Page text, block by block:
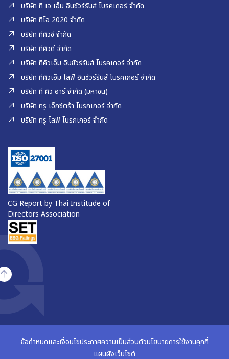
บริษัท ที เจ เอ็น อินชัวร์รันส์ โบรคเกอร์ จำกัด
บริษัท ทีโอ 2020 จำกัด
บริษัท ทีคิวซี จำกัด
บริษัท ทีคิวดี จำกัด
บริษัท ทีคิวเอ็ม อินชัวร์รันส์ โบรคเกอร์ จำกัด
บริษัท ทีคิวเอ็ม ไลฟ์ อินชัวร์รันส์ โบรคเกอร์ จำกัด
บริษัท ที คิว อาร์ จำกัด (มหาชน)
บริษัท ทรู เอ็กซ์ตร้า โบรกเกอร์ จำกัด
บริษัท ทรู ไลฟ์ โบรกเกอร์ จำกัด
CG Report by Thai Institude of
Directors Association
ข้อกำหนดและเงื่อนไขประกาศความเป็นส่วนตัวนโยบายการใช้งานคุกกี้
แผนผังเว็บไซต์